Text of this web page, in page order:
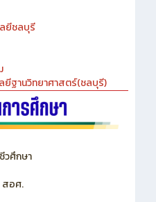
ลยีชลบุรี
ยีฐานวิทยาศาสตร์(ชลบุรี)
วศึกษา
สอศ.